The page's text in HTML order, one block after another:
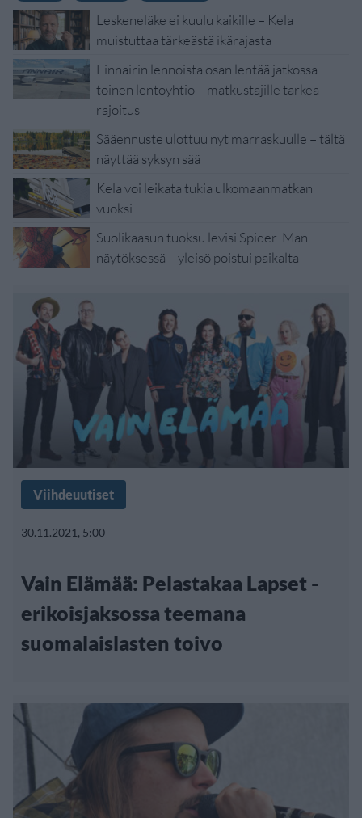
Leskeneläke ei kuulu kaikille – Kela
muistuttaa tärkeästä ikärajasta
Finnairin lennoista osan lentää jatkossa
toinen lentoyhtiö – matkustajille tärkeä
rajoitus
Sääennuste ulottuu nyt marraskuulle – tältä
näyttää syksyn sää
Kela voi leikata tukia ulkomaanmatkan
vuoksi
Suolikaasun tuoksu levisi Spider-Man -
näytöksessä – yleisö poistui paikalta
Viihdeuutiset
30.11.2021, 5:00
Vain Elämää: Pelastakaa Lapset -
erikoisjaksossa teemana
suomalaislasten toivo